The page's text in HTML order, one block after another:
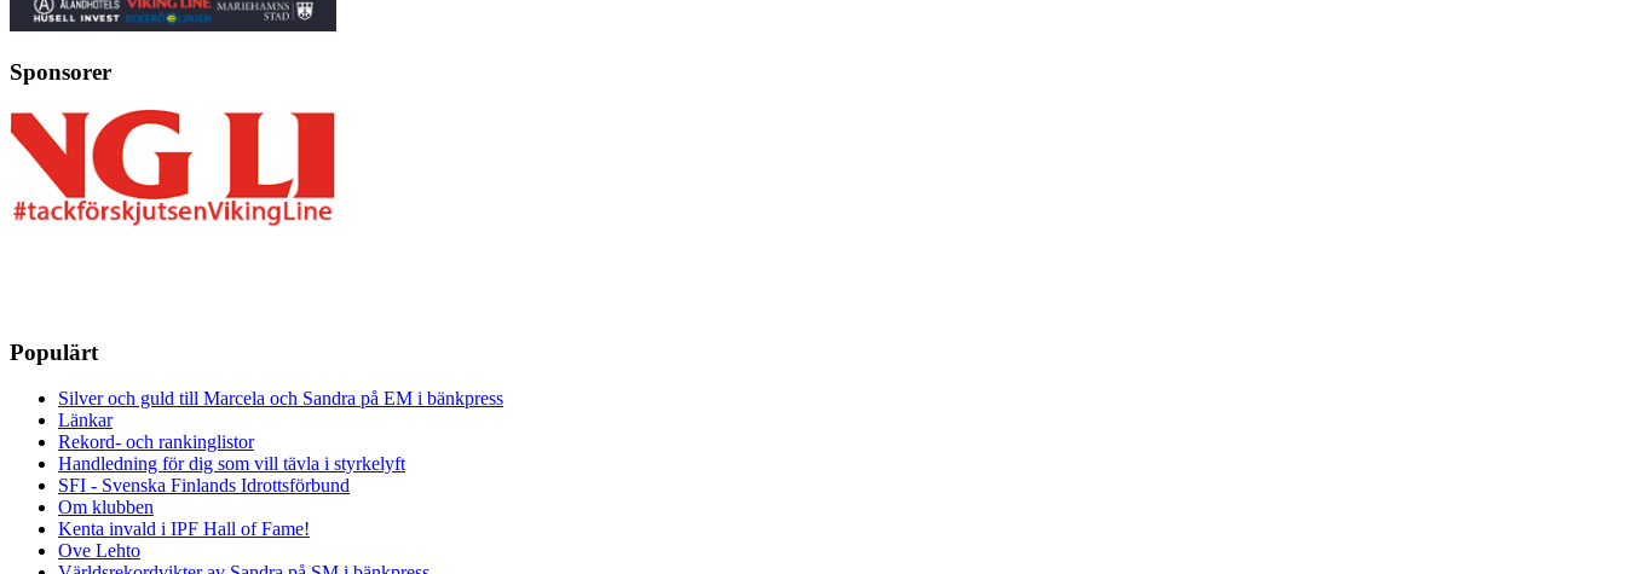
Sponsorer
Populärt
Silver och guld till Marcela och Sandra på EM i bänkpress
Länkar
Rekord- och rankinglistor
Handledning för dig som vill tävla i styrkelyft
SFI - Svenska Finlands Idrottsförbund
Om klubben
Kenta invald i IPF Hall of Fame!
Ove Lehto